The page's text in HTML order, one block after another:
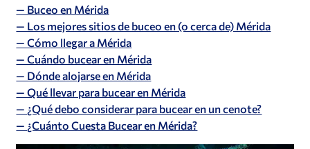
— Buceo en Mérida
— Los mejores sitios de buceo en (o cerca de) Mérida
— Cómo llegar a Mérida
— Cuándo bucear en Mérida
— Dónde alojarse en Mérida
— Qué llevar para bucear en Mérida
— ¿Qué debo considerar para bucear en un cenote?
— ¿Cuánto Cuesta Bucear en Mérida?